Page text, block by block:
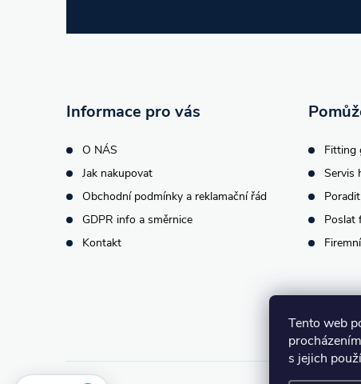
Tento web
s jejich
Informace pro vás
O NÁS
Jak nakupovat
Obchodní podmínky a reklamační řád
GDPR info a směrnice
Kontakt
Fitting
Servis
Poslat